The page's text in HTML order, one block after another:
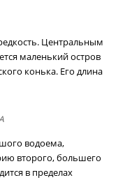
Центральным
маленький остров
конька. Его длина
водоема,
второго, большего
в пределах